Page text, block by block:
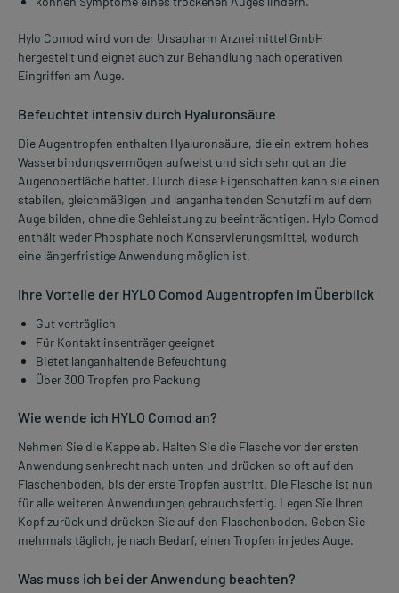
Hylo Comod wird von der Ursapharm Arzneimittel GmbH
hergestellt und eignet auch zur Behandlung nach operativen
Eingriffen am Auge.
Befeuchtet intensiv durch Hyaluronsäure
Die Augentropfen enthalten Hyaluronsäure, die ein extrem hohes
Wasserbindungsvermögen aufweist und sich sehr gut an die
Augenoberfläche haftet. Durch diese Eigenschaften kann sie einen
stabilen, gleichmäßigen und langanhaltenden Schutzfilm auf dem
Auge bilden, ohne die Sehleistung zu beeinträchtigen. Hylo Comod
enthält weder Phosphate noch Konservierungsmittel, wodurch
eine längerfristige Anwendung möglich ist.
Ihre Vorteile der HYLO Comod Augentropfen im Überblick
Gut verträglich
Für Kontaktlinsenträger geeignet
Bietet langanhaltende Befeuchtung
Über 300 Tropfen pro Packung
Wie wende ich HYLO Comod an?
Nehmen Sie die Kappe ab. Halten Sie die Flasche vor der ersten
Anwendung senkrecht nach unten und drücken so oft auf den
Flaschenboden, bis der erste Tropfen austritt. Die Flasche ist nun
für alle weiteren Anwendungen gebrauchsfertig. Legen Sie Ihren
Kopf zurück und drücken Sie auf den Flaschenboden. Geben Sie
mehrmals täglich, je nach Bedarf, einen Tropfen in jedes Auge.
Was muss ich bei der Anwendung beachten?